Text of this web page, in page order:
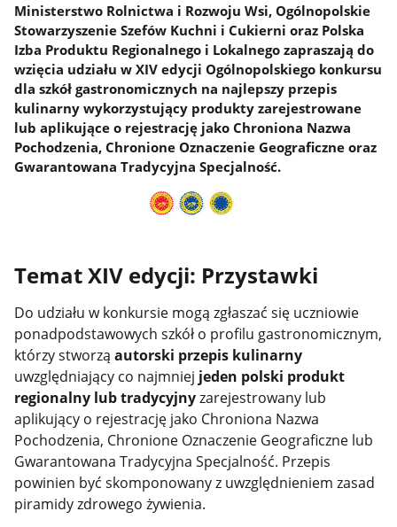
Ministerstwo Rolnictwa i Rozwoju Wsi, Ogólnopolskie
Stowarzyszenie Szefów Kuchni i Cukierni oraz Polska
Izba Produktu Regionalnego i Lokalnego zapraszają do
wzięcia udziału w XIV edycji Ogólnopolskiego konkursu
dla szkół gastronomicznych na najlepszy przepis
kulinarny wykorzystujący produkty zarejestrowane
lub aplikujące o rejestrację jako Chroniona Nazwa
Pochodzenia, Chronione Oznaczenie Geograficzne oraz
Gwarantowana Tradycyjna Specjalność.
Temat XIV edycji: Przystawki
Do udziału w konkursie mogą zgłaszać się uczniowie
ponadpodstawowych szkół o profilu gastronomicznym,
którzy stworząautorski przepis kulinarny
uwzględniający co najmniej jeden polski produkt
regionalny lub tradycyjnyzarejestrowany lub
aplikujący o rejestrację jako Chroniona Nazwa
Pochodzenia, Chronione Oznaczenie Geograficzne lub
Gwarantowana TradycyjnaSpecjalność. Przepis
powinien być skomponowany z uwzględnieniem zasad
piramidy zdrowego żywienia.